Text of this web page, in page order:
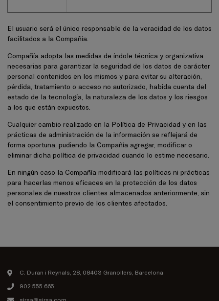
El usuario será el único responsable de la veracidad de los datos
facilitados a la Compañía.
Compañía adopta las medidas de índole técnica y organizativa
necesarias para garantizar la seguridad de los datos de carácter
personal contenidos en los mismos y para evitar su alteración,
pérdida, tratamiento o acceso no autorizado, habida cuenta del
estado de la tecnología, la naturaleza de los datos y los riesgos
a los que están expuestos.
Cualquier cambio realizado en la Política de Privacidad y en las
prácticas de administración de la información se reflejará de
forma oportuna, pudiendo la Compañía agregar, modificar o
eliminar dicha política de privacidad cuando lo estime necesario.
En ningún caso la Compañía modificará las políticas ni prácticas
para hacerlas menos eficaces en la protección de los datos
personales de nuestros clientes almacenados anteriormente, sin
el consentimiento previo de los clientes afectados.
C. Duran i Reynals, 28, 08403 Granollers, Barcelona
902 555 665
sirsa@sirsa.com